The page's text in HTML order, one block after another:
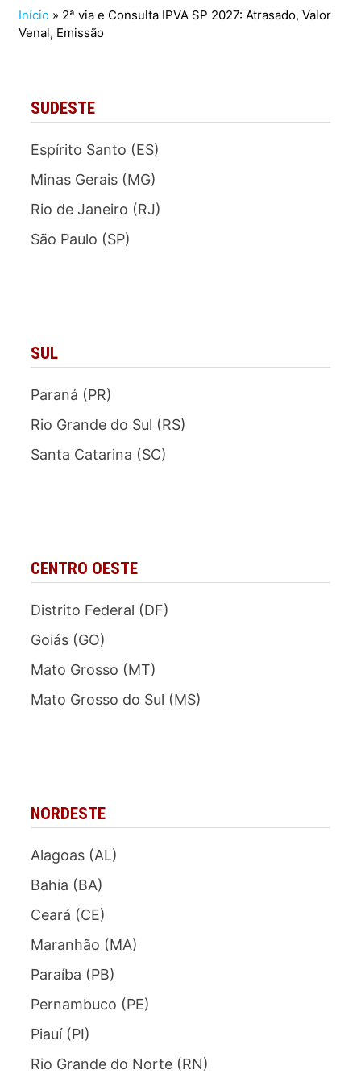
Início » 2ª via e Consulta IPVA SP 2027: Atrasado, Valor
Venal, Emissão
SUDESTE
Espírito Santo (ES)
Minas Gerais (MG)
Rio de Janeiro (RJ)
São Paulo (SP)
SUL
Paraná (PR)
Rio Grande do Sul (RS)
Santa Catarina (SC)
CENTRO OESTE
Distrito Federal (DF)
Goiás (GO)
Mato Grosso (MT)
Mato Grosso do Sul (MS)
NORDESTE
Alagoas (AL)
Bahia (BA)
Ceará (CE)
Maranhão (MA)
Paraíba (PB)
Pernambuco (PE)
Piauí (PI)
Rio Grande do Norte (RN)